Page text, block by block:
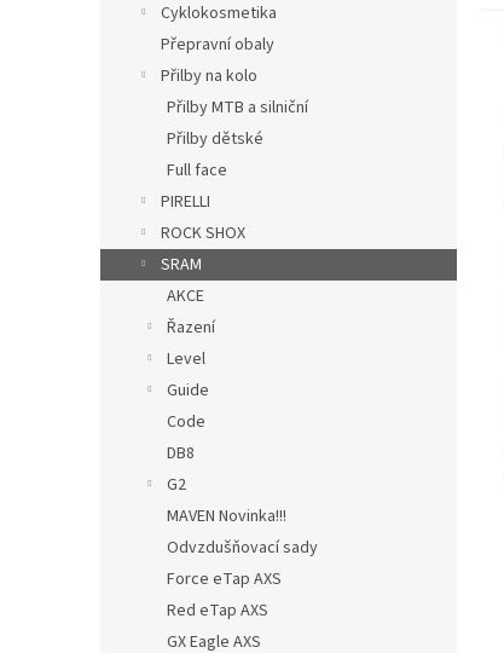
Cyklokosmetika
Přepravní obaly
Přilby na kolo
Přilby MTB a silniční
Přilby dětské
Full face
PIRELLI
ROCK SHOX
SRAM
AKCE
Řazení
Level
Guide
Code
DB8
G2
MAVEN Novinka!!!
Odvzdušňovací sady
Force eTap AXS
Red eTap AXS
GX Eagle AXS